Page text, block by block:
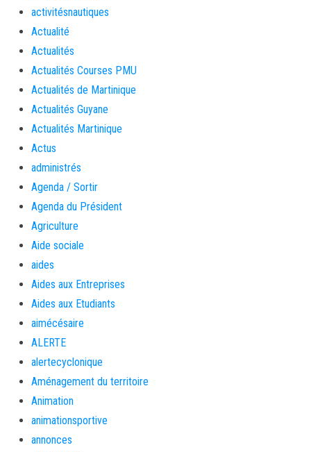
activitésnautiques
Actualité
Actualités
Actualités Courses PMU
Actualités de Martinique
Actualités Guyane
Actualités Martinique
Actus
administrés
Agenda / Sortir
Agenda du Président
Agriculture
Aide sociale
aides
Aides aux Entreprises
Aides aux Etudiants
aimécésaire
ALERTE
alertecyclonique
Aménagement du territoire
Animation
animationsportive
annonces